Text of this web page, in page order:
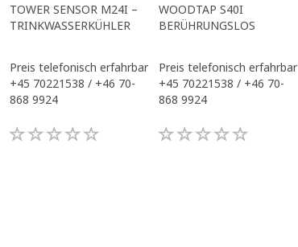
TOWER SENSOR M24I –
TRINKWASSERKÜHLER
Preis telefonisch erfahrbar
+45 70221538 / +46 70-
868 9924
WOODTAP S40I
BERÜHRUNGSLOS
Preis telefonisch erfahrbar
+45 70221538 / +46 70-
868 9924